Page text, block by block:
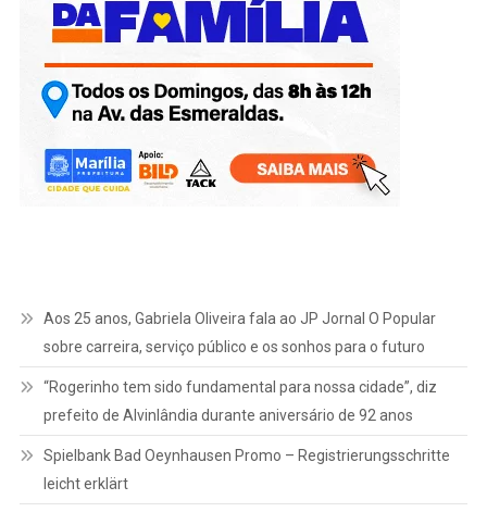
Aos 25 anos, Gabriela Oliveira fala ao JP Jornal O Popular
sobre carreira, serviço público e os sonhos para o futuro
“Rogerinho tem sido fundamental para nossa cidade”, diz
prefeito de Alvinlândia durante aniversário de 92 anos
Spielbank Bad Oeynhausen Promo – Registrierungsschritte
leicht erklärt